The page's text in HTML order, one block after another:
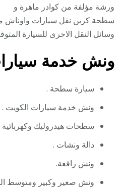
ورشة مؤلفة من كوادر ماهرة و
سطحة كرين نقل سيارات واوناش
وسائل النقل الاخرى للسيارة
ونش خدمة
سيارة سطحة .
ونش خدمة سيارات الكويت .
سطحات هيدروليك وكهربائية
دالة ونشات .
ونش رافعة.
ونش صغير وكبير ومتوسط